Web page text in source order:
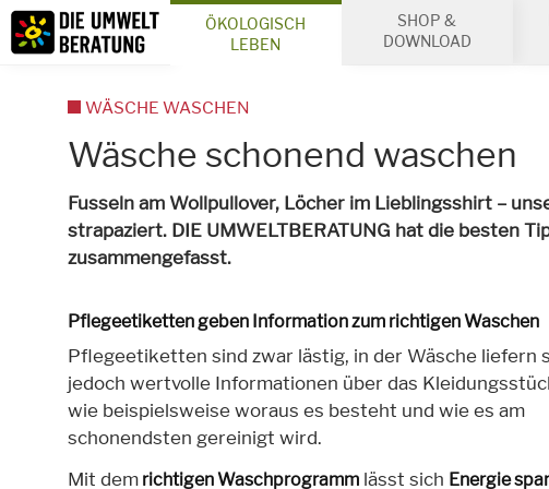
Inhalt
Suche
ÖKOLOGISCH
LEBEN
SHOP &
DOWNLOAD
Wäsche schonend waschen
Fusseln am Wollpullover, Löcher im Lieblingsshirt –
strapaziert. DIE UMWELTBERATUNG hat die besten
zusammengefasst.
Pflegeetiketten geben Information zum richtigen Waschen
Pflegeetiketten sind zwar lästig, in der Wäsche liefern
jedoch wertvolle Informationen über das
wie beispielsweise woraus es besteht und wie es am
schonendsten gereinigt wird.
Mit demrichtigen Waschprogrammlässt sich Energie
WÄSCHE WASCHEN